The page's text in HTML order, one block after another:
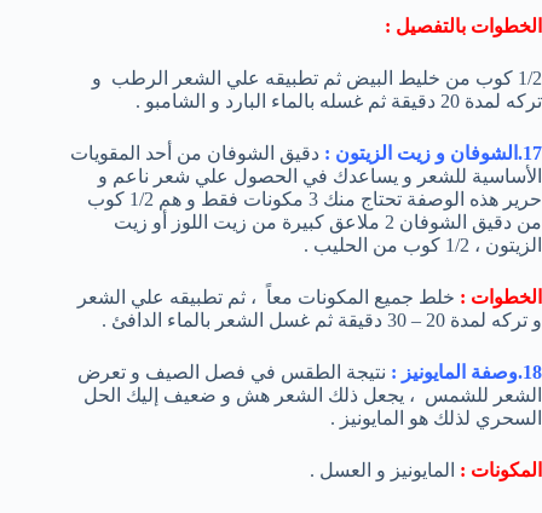
الخطوات بالتفصيل :
1/2 كوب من خليط البيض ثم تطبيقه علي الشعر الرطب و
تركه لمدة 20 دقيقة ثم غسله بالماء البارد و الشامبو .
17.الشوفان و زيت الزيتون :
دقيق الشوفان من أحد المقويات
الأساسية للشعر و يساعدك في الحصول علي شعر ناعم و
حرير هذه الوصفة تحتاج منك 3 مكونات فقط و هم 1/2 كوب
من دقيق الشوفان 2 ملاعق كبيرة من زيت اللوز أو زيت
الزيتون ، 1/2 كوب من الحليب .
الخطوات : خلط جميع المكونات معاً ، ثم تطبيقه علي الشعر
و تركه لمدة 20 – 30 دقيقة ثم غسل الشعر بالماء الدافئ .
18.وصفة المايونيز :
نتيجة الطقس في فصل الصيف و تعرض
الشعر للشمس ، يجعل ذلك الشعر هش و ضعيف إليك الحل
السحري لذلك هو المايونيز .
المكونات : المايونيز و العسل .